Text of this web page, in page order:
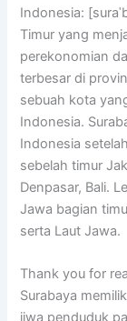
Indonesia:
Timur yang
perekonomian
terbesar di
sebuah kota
Indonesia.
Indonesia
sebelah timur
Denpasar, Bali.
Jawa bagian
serta Laut Jawa.
Thank you for
Surabaya
jiwa penduduk